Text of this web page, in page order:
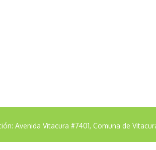
Avenida Vitacura #7401, Comuna de